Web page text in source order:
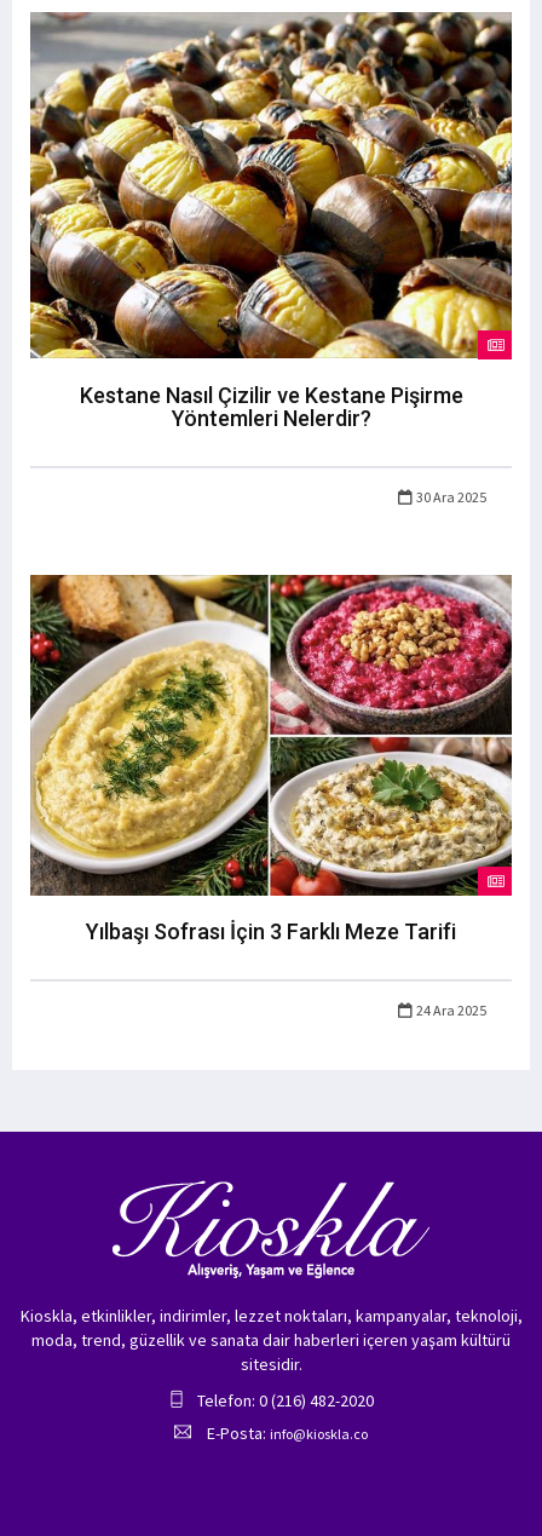
Kestane Nasıl Çizilir ve Kestane Pişirme
Yöntemleri Nelerdir?
30 Ara 2025
Yılbaşı Sofrası İçin 3 Farklı Meze Tarifi
24 Ara 2025
Kioskla, etkinlikler, indirimler, lezzet noktaları, kampanyalar, teknoloji,
moda, trend, güzellik ve sanata dair haberleri içeren yaşam kültürü
sitesidir.
Telefon: 0 (216) 482-2020
E-Posta: info@kioskla.co